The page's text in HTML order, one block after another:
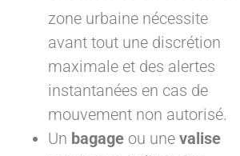
zone urbaine nécessite
avant tout une discrétion
maximale et des alertes
instantanées en cas de
mouvement non autorisé.
Un bagage ou une valise